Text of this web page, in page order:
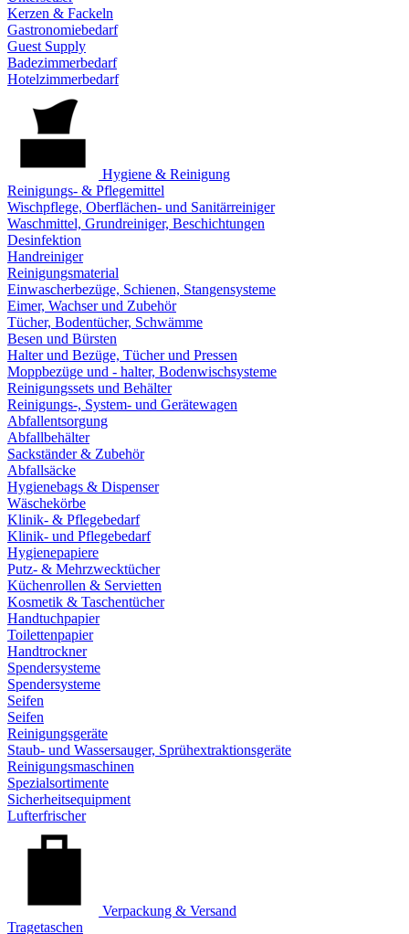
Kerzen & Fackeln
Gastronomiebedarf
Guest Supply
Badezimmerbedarf
Hotelzimmerbedarf
Hygiene & Reinigung
Reinigungs- & Pflegemittel
Wischpflege, Oberflächen- und Sanitärreiniger
Waschmittel, Grundreiniger, Beschichtungen
Desinfektion
Handreiniger
Reinigungsmaterial
Einwascherbezüge, Schienen, Stangensysteme
Eimer, Wachser und Zubehör
Tücher, Bodentücher, Schwämme
Besen und Bürsten
Halter und Bezüge, Tücher und Pressen
Moppbezüge und - halter, Bodenwischsysteme
Reinigungssets und Behälter
Reinigungs-, System- und Gerätewagen
Abfallentsorgung
Abfallbehälter
Sackständer & Zubehör
Abfallsäcke
Hygienebags & Dispenser
Wäschekörbe
Klinik- & Pflegebedarf
Klinik- und Pflegebedarf
Hygienepapiere
Putz- & Mehrzwecktücher
Küchenrollen & Servietten
Kosmetik & Taschentücher
Handtuchpapier
Toilettenpapier
Handtrockner
Spendersysteme
Spendersysteme
Seifen
Seifen
Reinigungsgeräte
Staub- und Wassersauger, Sprühextraktionsgeräte
Reinigungsmaschinen
Spezialsortimente
Sicherheitsequipment
Lufterfrischer
Verpackung & Versand
Tragetaschen